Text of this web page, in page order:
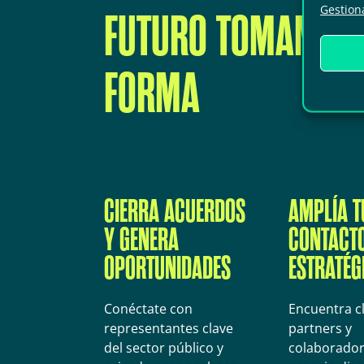
FUTURO TOMAN
FORMA
CIERRA ACUERDOS
Y GENERA
OPORTUNIDADES
Conéctate con
representantes clave
del sector público y
AMPLÍA
Encuentra
partners y